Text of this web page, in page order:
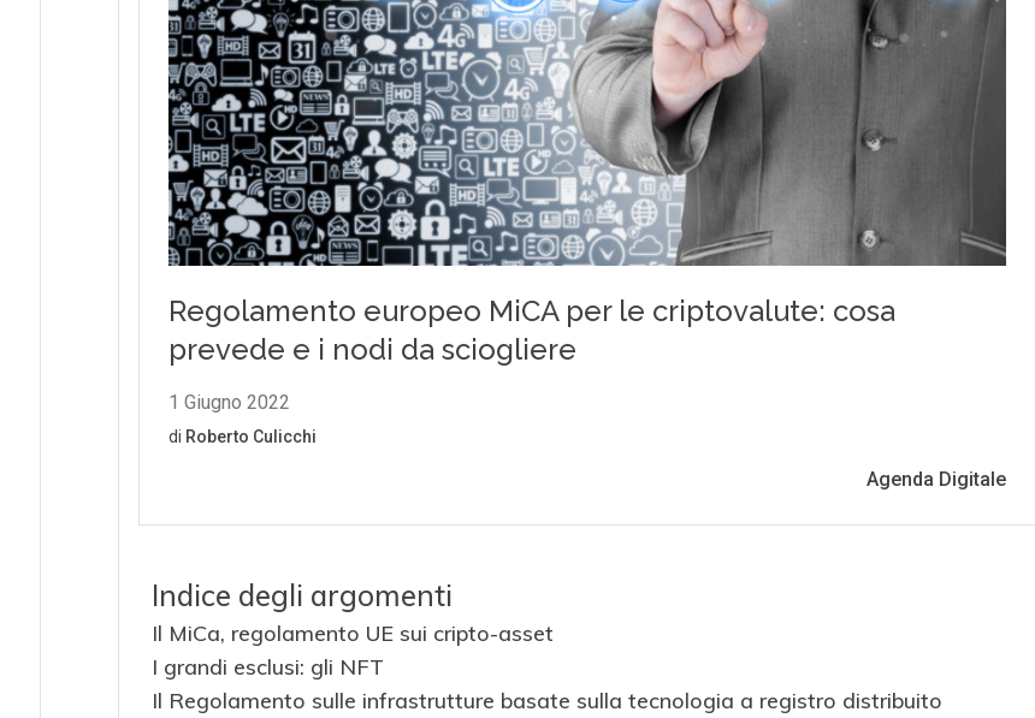
Indice degli argomenti
Il MiCa, regolamento UE sui cripto-asset
I grandi esclusi: gli NFT
Il Regolamento sulle infrastrutture basate sulla tecnologia a registro distribuito